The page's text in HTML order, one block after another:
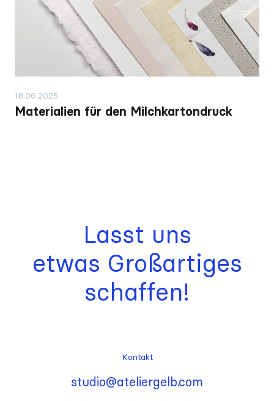
18.06.2025
Materialien für den Milchkartondruck
Lasst uns
etwas Großartiges
schaffen!
Kontakt
studio@ateliergelb.com